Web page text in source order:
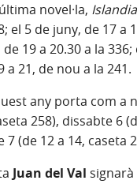
novel·la,
el 5 de juny, de 17 a
19 a 20.30 a la
a 21, de nou a la 241.
any porta com a
258), dissabte 6
(de 12 a 14, caseta
Juan del Val signarà